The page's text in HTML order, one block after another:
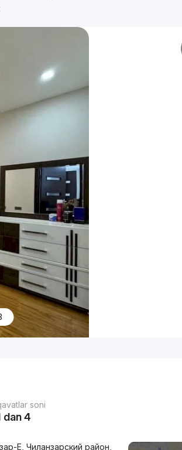
soni
dan 4
Е, Чиланзарский район,